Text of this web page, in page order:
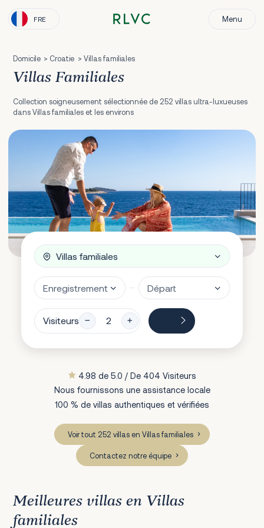
FRE Menu
Domicile Croatie Villas familiales
Villas Familiales
Collection soigneusement sélectionnée de 252 villas ultra-luxueuses
dans Villas familiales et les environs
Visiteurs
4.98 de 5.0 / De 404 Visiteurs
Nous fournissons une assistance locale
100 % de villas authentiques et vérifiées
Voir tout 252 villas en Villas familiales
Contactez notre équipe
Meilleures villas en Villas
familiales